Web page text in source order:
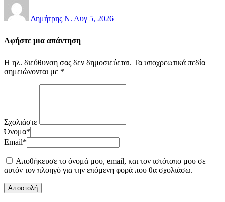
Δημήτρης Ν. Αυγ 5, 2026
Αφήστε μια απάντηση
Η ηλ. διεύθυνση σας δεν δημοσιεύεται. Τα υποχρεωτικά πεδία
σημειώνονται με *
Σχολιάστε
Όνομα*
Email*
Αποθήκευσε το όνομά μου, email, και τον ιστότοπο μου σε
αυτόν τον πλοηγό για την επόμενη φορά που θα σχολιάσω.